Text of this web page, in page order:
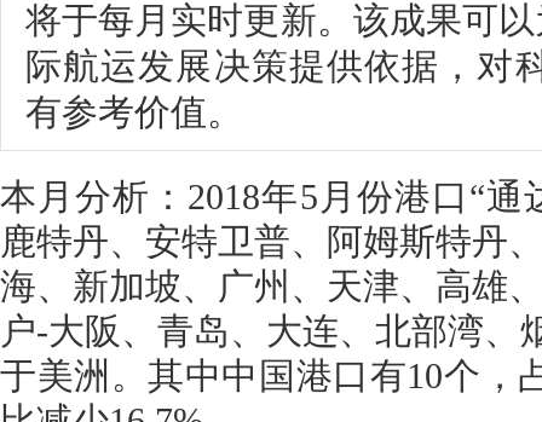
将于每月实时更新。该成果可
际航运发展决策提供依据，对
有参考价值。
本月分析：2018年5月份港口“
鹿特丹、安特卫普、阿姆斯特丹
海、新加坡、广州、天津、高雄
户-大阪、青岛、大连、北部湾
于美洲。其中中国港口有10个，